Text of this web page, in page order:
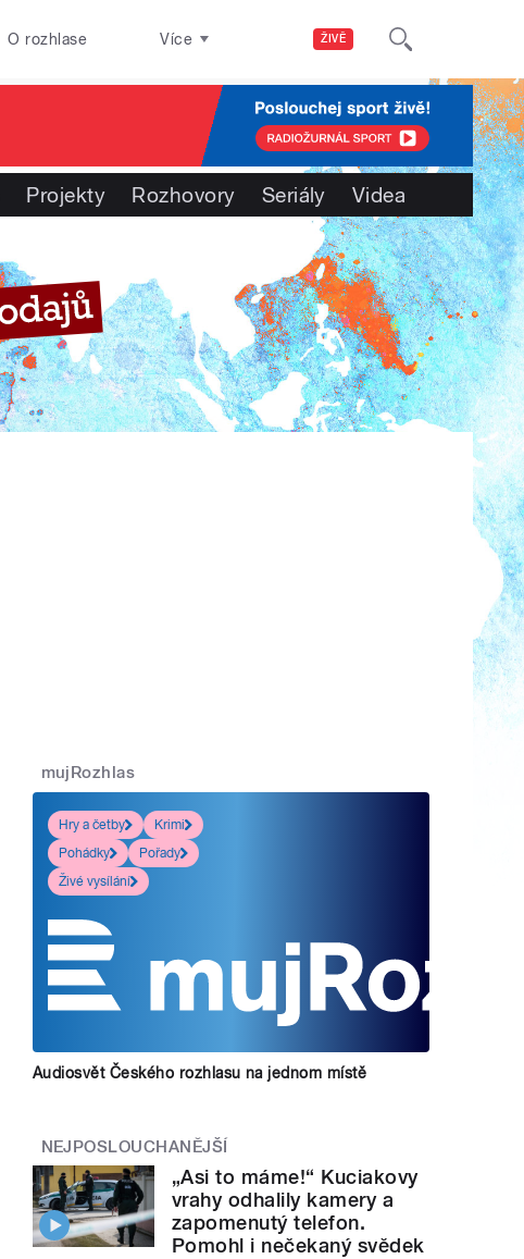
ŽIVĚ
O rozhlase Více
Projekty Rozhovory Seriály Videa
mujRozhlas
Hry a četby
Krimi
Pohádky
Pořady
Živé vysílání
Audiosvět Českého rozhlasu na jednom místě
NEJPOSLOUCHANĚJŠÍ
„Asi to máme!“ Kuciakovy
vrahy odhalily kamery a
zapomenutý telefon.
Pomohl i nečekaný svědek